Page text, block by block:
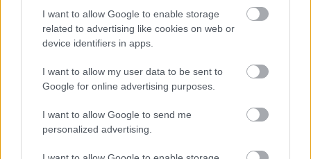
I want to allow Google to enable storage
related to advertising like cookies on web or
device identifiers in apps.
I want to allow my user data to be sent to
Google for online advertising purposes.
I want to allow Google to send me
personalized advertising.